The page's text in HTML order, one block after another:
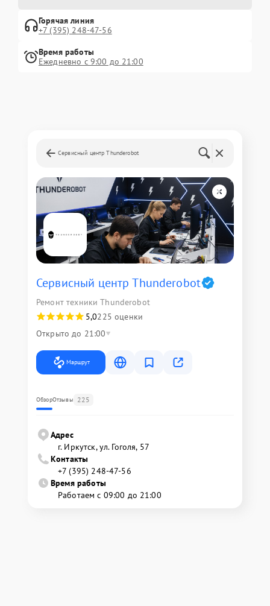
Горячая линия
+7 (395) 248-47-56
Время работы
Ежедневно с 9:00 до 21:00
Сервисный центр Thunderobot
Сервисный центр Thunderobot
Ремонт техники Thunderobot
5,0225 оценки
Открыто до 21:00
Маршрут
ОбзорОтзывы 225
Адрес
г. Иркутск, ул. ​Гоголя, 57
Контакты
+7 (395) 248-47-56
Время работы
Работаем с 09:00 до 21:00